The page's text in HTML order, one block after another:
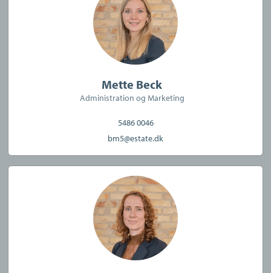
Mette Beck
Administration og Marketing
5486 0046
bm5@estate.dk